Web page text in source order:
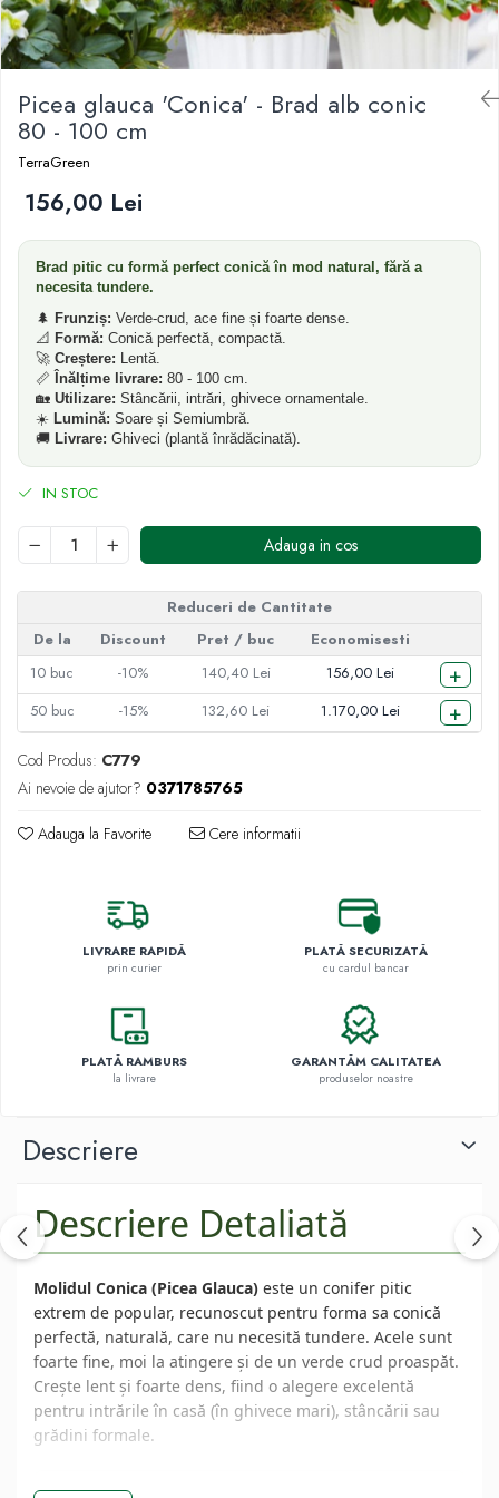
Dud
Corn
Smochin
Kaki
Mosmon
Migdal
Picea glauca 'Conica' - Brad alb conic
80 - 100 cm
TerraGreen
156,00 Lei
Brad pitic cu formă perfect conică în mod natural, fără a
necesita tundere.
🌲 Frunziș: Verde-crud, ace fine și foarte dense.
📐 Formă: Conică perfectă, compactă.
🚀 Creștere: Lentă.
📏 Înălțime livrare: 80 - 100 cm.
🏡 Utilizare: Stâncării, intrări, ghivece ornamentale.
☀️ Lumină: Soare și Semiumbră.
🚚 Livrare: Ghiveci (plantă înrădăcinată).
IN STOC
Adauga in cos
Reduceri de Cantitate
De la
Discount Pret / buc
Economisesti
10 buc -10% 140,40 Lei 156,00 Lei +
50buc -15% 132,60 Lei 1.170,00 Lei +
Cod Produs: C779
Ai nevoie de ajutor? 0371785765
Adauga la Favorite Cere informatii
LIVRARE RAPIDĂ
prin curier
PLATĂ SECURIZATĂ
cu cardul bancar
PLATĂ RAMBURS
la livrare
GARANTĂM CALITATEA
produselor noastre
Descriere
Descriere Detaliată
Molidul Conica (Picea Glauca) este un conifer pitic
extrem de popular, recunoscut pentru forma sa conică
perfectă, naturală, care nu necesită tundere. Acele sunt
foarte fine, moi la atingere și de un verde crud proaspăt.
Crește lent și foarte dens, fiind o alegere excelentă
pentru intrările în casă (în ghivece mari), stâncării sau
grădini formale.